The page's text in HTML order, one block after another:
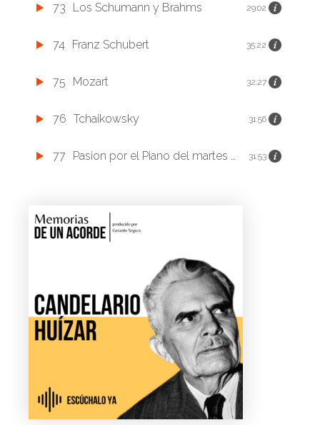
73 Los Schumann y Brahms 29:02
74 Franz Schubert 35:22
75 Mozart 32:27
76 Tchaikowsky 31:56
77 Pasion por el Piano del martes 03 de marzo de 2020 31:53